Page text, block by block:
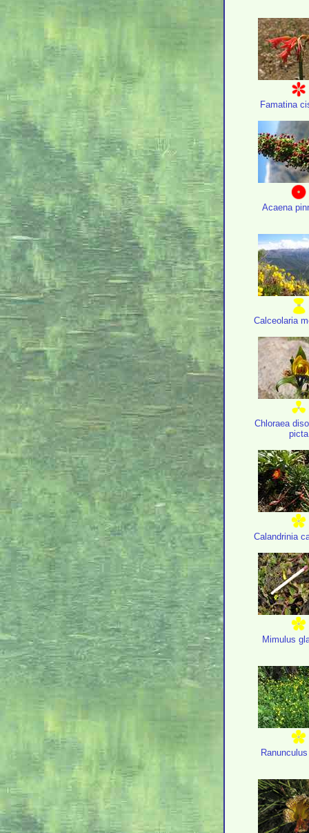
Famatina
Acaena
Calceolaria
Chloraea
picta
Calandrinia
Mimulus